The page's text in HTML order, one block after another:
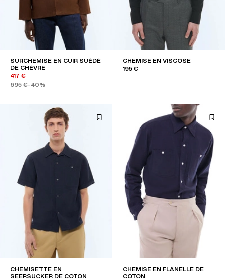
SURCHEMISE EN CUIR SUÉDÉ
DE CHÈVRE
417 €
695 €-40%
CHEMISE EN VISCOSE
195 €
CHEMISETTE EN
SEERSUCKER DE COTON
CHEMISE EN FLANELLE DE
COTON